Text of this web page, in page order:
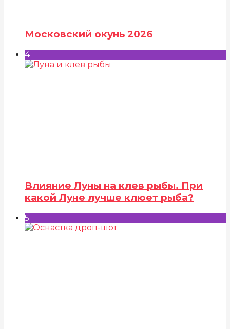
Московский окунь 2026
4
Влияние Луны на клев рыбы. При
какой Луне лучше клюет рыба?
5